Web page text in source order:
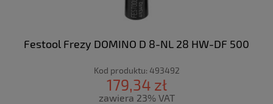
Festool Frezy DOMINO D 8-NL 28 HW-DF 500
Kod produktu: 493492
179,34 zł
zawiera 23% VAT